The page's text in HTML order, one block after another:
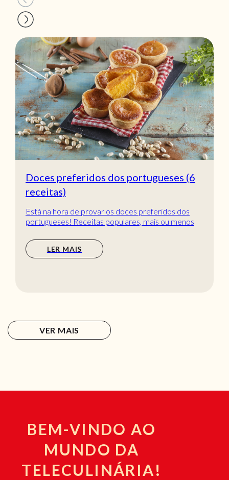
Doces preferidos dos portugueses (6
receitas)
Está na hora de provar os doces preferidos dos
portugueses! Receitas populares, mais ou menos
LER MAIS
VER MAIS
BEM-VINDO AO
MUNDO DA
TELECULINÁRIA!